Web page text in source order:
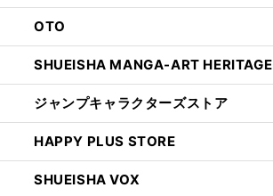
OTO
SHUEISHA MANGA-ART HERITAGE
ジャンプキャラクターズストア
HAPPY PLUS STORE
SHUEISHA VOX